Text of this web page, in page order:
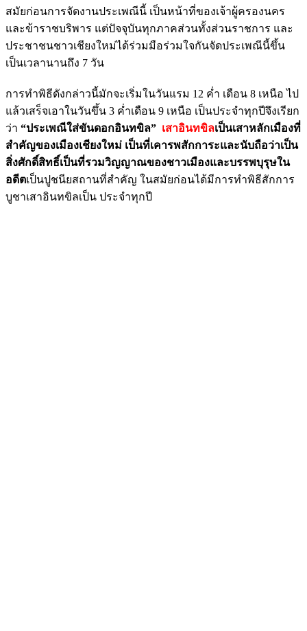
สมัยก่อนการจัดงานประเพณีนี้ เป็นหน้าที่ของเจ้าผู้ครองนคร
และข้าราชบริพาร แต่ปัจจุบันทุกภาคส่วนทั้งส่วนราชการ และ
ประชาชนชาวเชียงใหม่ได้ร่วมมือร่วมใจกันจัดประเพณีนี้ขึ้น
เป็นเวลานานถึง 7 วัน
การทำพิธีดังกล่าวนี้มักจะเริ่มในวันแรม 12 ค่ำ เดือน 8 เหนือ ไป
แล้วเสร็จเอาในวันขึ้น 3 ค่ำเดือน 9 เหนือ เป็นประจำทุกปีจึงเรียก
ว่า “ประเพณีใส่ขันดอกอินทขิล” เสาอินทขิลเป็นเสาหลักเมืองที่
สำคัญของเมืองเชียงใหม่ เป็นที่เคารพสักการะและนับถือว่าเป็น
สิ่งศักดิ์สิทธิ์เป็นที่รวมวิญญาณของชาวเมืองและบรรพบุรุษใน
อดีตเป็นปูชนียสถานที่สำคัญ ในสมัยก่อนได้มีการทำพิธีสักการ
บูชาเสาอินทขิลเป็น ประจำทุกปี